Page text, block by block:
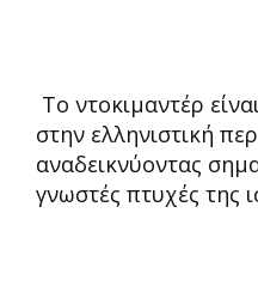
Το ντοκιμαντέρ
στην ελληνιστική
αναδεικνύοντας
γνωστές πτυχές της